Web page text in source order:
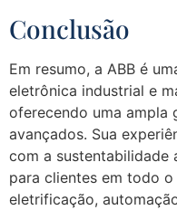
Conclusão
Em resumo, a ABB é
eletrônica industrial e
oferecendo uma ampla
avançados. Sua
com a sustentabilidade
para clientes em todo
eletrificação,